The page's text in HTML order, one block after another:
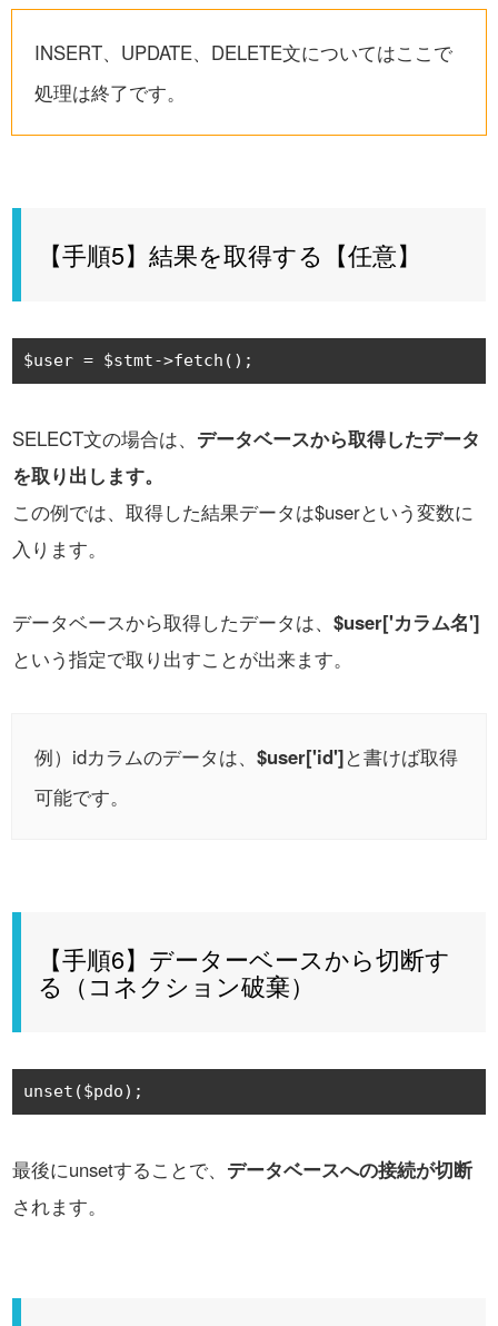
INSERT、UPDATE、DELETE文についてはここで
処理は終了です。
【手順5】結果を取得する【任意】
$user = $stmt->fetch ();
SELECT文の場合は、 データベースから取得したデータ
を取り出します。
この例では、取得した結果データは$userという変数に
入ります。
データベースから取得したデータは、 $user['カラム名']
という指定で取り出すことが出来ます。
例）idカラムのデータは、 $user['id']と書けば取得
可能です。
【手順6】データーベースから切断す
る（コネクション破棄）
unset ($pdo);
最後にunsetすることで、 データベースへの接続が切断
されます。